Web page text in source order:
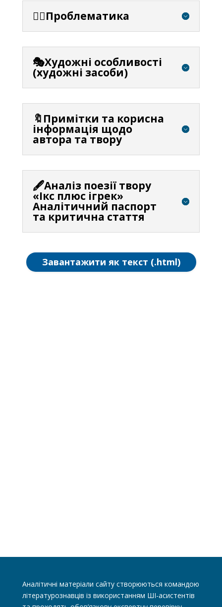
⛓️‍💥Проблематика
🎭Художні особливості
(художні засоби)
🔖Примітки та корисна
інформація щодо
автора та твору
🖋️Аналіз поезії твору
«Ікс плюс ігрек»
Аналітичний паспорт
та критична стаття
Завантажити як текст (.html)
Аналітичні матеріали сайту створюються командою
літературознавців із використанням ШІ-асистентів